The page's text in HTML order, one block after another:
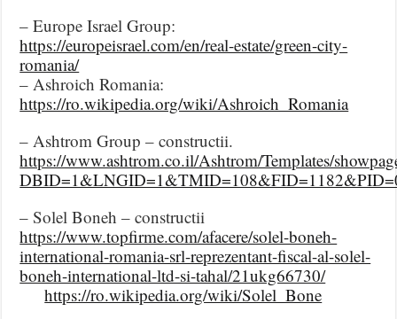
– Europe Israel Group:
https://europeisrael.com/en/real-estate/green-city-
romania/
– Ashroich Romania:
https://ro.wikipedia.org/wiki/Ashroich_Romania
– Ashtrom Group – constructii.
https://www.ashtrom.co.il/Ashtrom/Templates/
– Solel Boneh – constructii
https://www.topfirme.com/afacere/solel-boneh-
international-romania-srl-reprezentant-fiscal-al-solel-
boneh-international-ltd-si-tahal/21ukg66730/
https://ro.wikipedia.org/wiki/Solel_Bone